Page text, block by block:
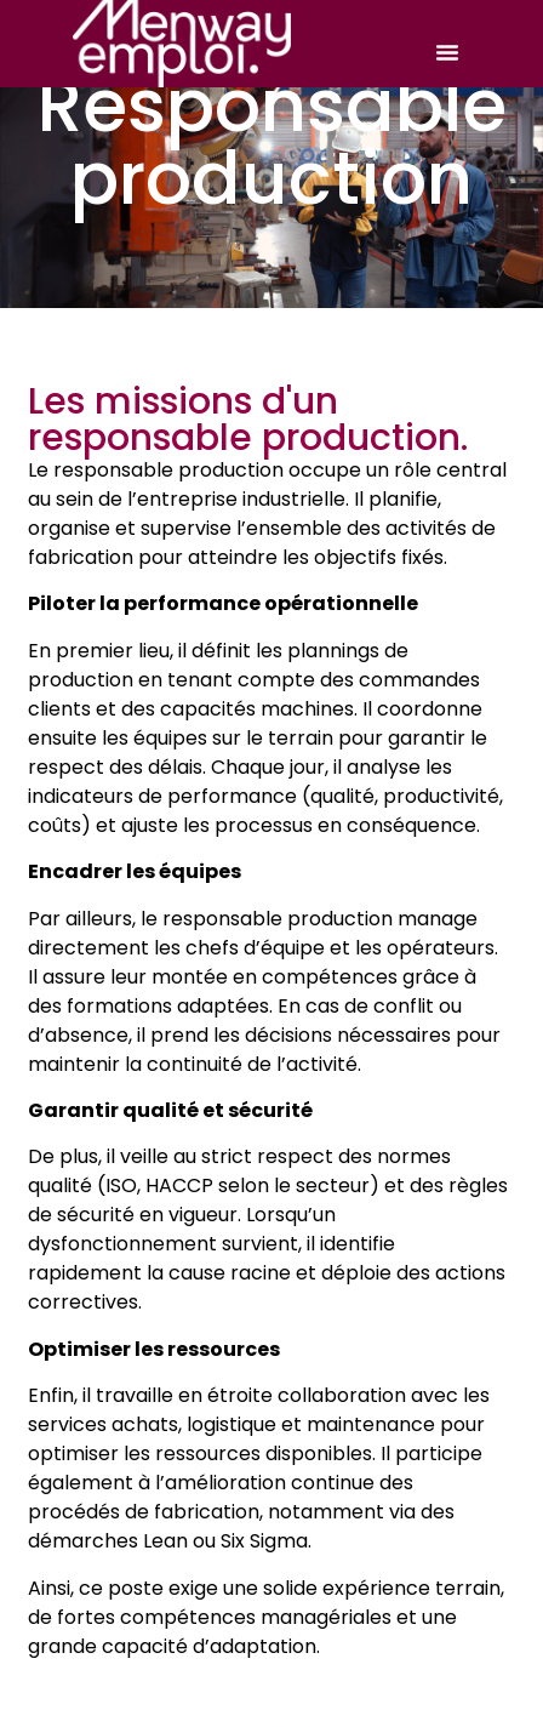
Responsable
production
Les missions d'un
responsable production.
Le responsable production occupe un rôle central
au sein de l’entreprise industrielle. Il planifie,
organise et supervise l’ensemble des activités de
fabrication pour atteindre les objectifs fixés.
Piloter la performance opérationnelle
En premier lieu, il définit les plannings de
production en tenant compte des commandes
clients et des capacités machines. Il coordonne
ensuite les équipes sur le terrain pour garantir le
respect des délais. Chaque jour, il analyse les
indicateurs de performance (qualité, productivité,
coûts) et ajuste les processus en conséquence.
Encadrer les équipes
Par ailleurs, le responsable production manage
directement les chefs d’équipe et les opérateurs.
Il assure leur montée en compétences grâce à
des formations adaptées. En cas de conflit ou
d’absence, il prend les décisions nécessaires pour
maintenir la continuité de l’activité.
Garantir qualité et sécurité
De plus, il veille au strict respect des normes
qualité (ISO, HACCP selon le secteur) et des règles
de sécurité en vigueur. Lorsqu’un
dysfonctionnement survient, il identifie
rapidement la cause racine et déploie des actions
correctives.
Optimiser les ressources
Enfin, il travaille en étroite collaboration avec les
services achats, logistique et maintenance pour
optimiser les ressources disponibles. Il participe
également à l’amélioration continue des
procédés de fabrication, notamment via des
démarches Lean ou Six Sigma.
Ainsi, ce poste exige une solide expérience terrain,
de fortes compétences managériales et une
grande capacité d’adaptation.